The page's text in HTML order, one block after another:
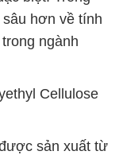
hơn về tính
ngành
Cellulose
sản xuất từ